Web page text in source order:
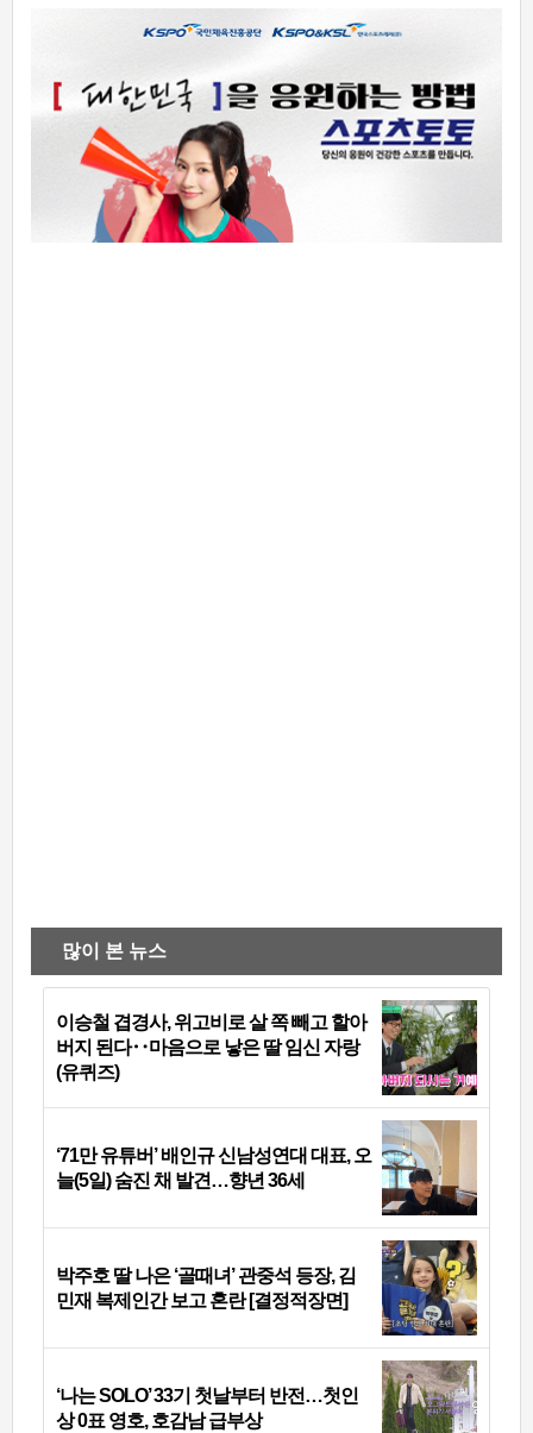
많이 본 뉴스
이승철 겹경사, 위고비로 살 쪽 빼고 할아
버지 된다‥마음으로 낳은 딸 임신 자랑
(유퀴즈)
‘71만 유튜버’ 배인규 신남성연대 대표, 오
늘(5일) 숨진 채 발견…향년 36세
박주호 딸 나은 ‘골때녀’ 관중석 등장, 김
민재 복제인간 보고 혼란 [결정적장면]
‘나는 SOLO’ 33기 첫날부터 반전…첫인
상 0표 영호, 호감남 급부상